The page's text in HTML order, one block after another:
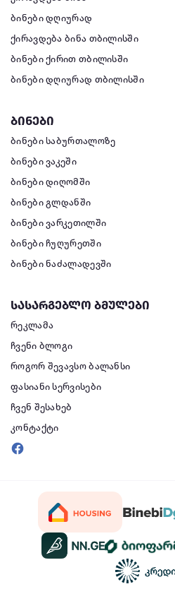
ბინები დღიურად
ქირავდება ბინა თბილისში
ბინები ქირით თბილისში
ბინები დღიურად თბილისში
ბინები
ბინები საბურთალოზე
ბინები ვაკეში
ბინები დიღომში
ბინები გლდანში
ბინები ვარკეთილში
ბინები ჩუღურეთში
ბინები ნაძალადევში
სასარგებლო ბმულები
რეკლამა
ჩვენი ბლოგი
როგორ შევავსო ბალანსი
ფასიანი სერვისები
ჩვენ შესახებ
კონტაქტი